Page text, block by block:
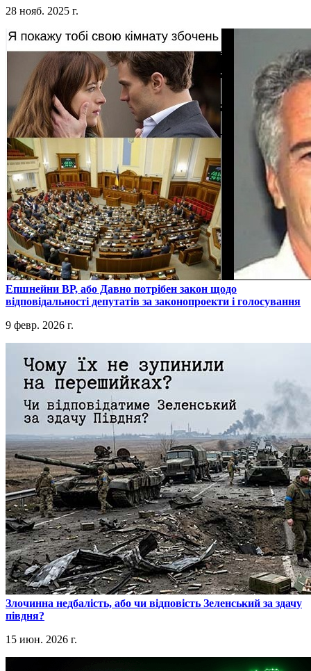
28 нояб. 2025 г.
​Епшнейни ВР, або Давно потрібен закон щодо
відповідальності депутатів за законопроекти і голосування
9 февр. 2026 г.
​Злочинна недбалість, або чи відповість Зеленський за здачу
півдня?
15 июн. 2026 г.